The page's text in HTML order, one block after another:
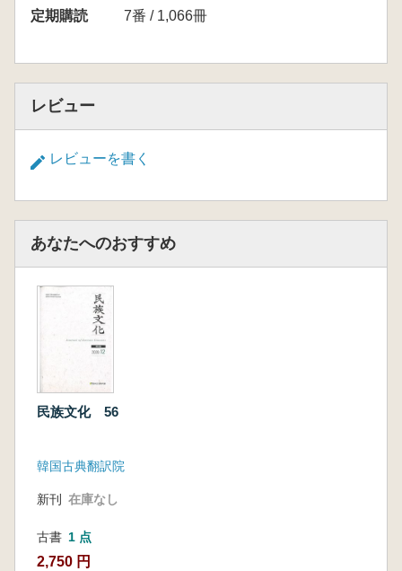
定期購読
7番 / 1,066冊
レビュー
レビューを書く
あなたへのおすすめ
民族文化 56
韓国古典翻訳院
新刊 在庫なし
古書 1 点
2,750 円